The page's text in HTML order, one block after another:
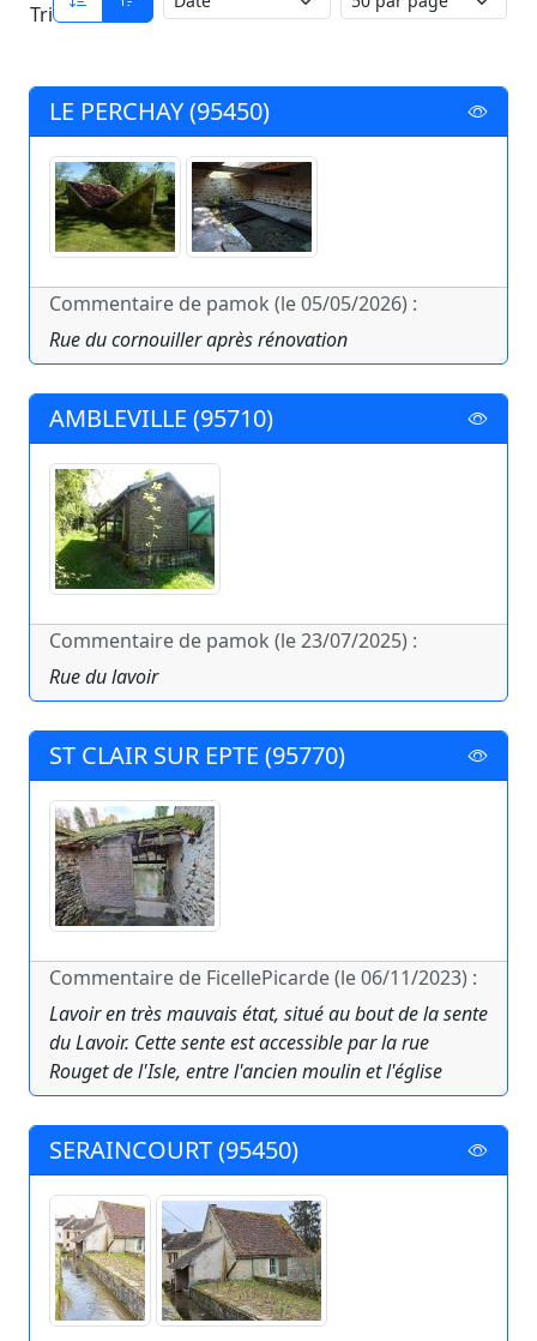
Tri
LE PERCHAY (95450)
Commentaire de pamok (le 05/05/2026) :
Rue du cornouiller après rénovation
AMBLEVILLE (95710)
Commentaire de pamok (le 23/07/2025) :
Rue du lavoir
ST CLAIR SUR EPTE (95770)
Commentaire de FicellePicarde (le 06/11/2023) :
Lavoir en très mauvais état, situé au bout de la sente
du Lavoir. Cette sente est accessible par la rue
Rouget de l'Isle, entre l'ancien moulin et l'église
SERAINCOURT (95450)